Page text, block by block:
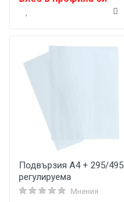
Подвързия A4 + 295/495
регулируема
Мнения